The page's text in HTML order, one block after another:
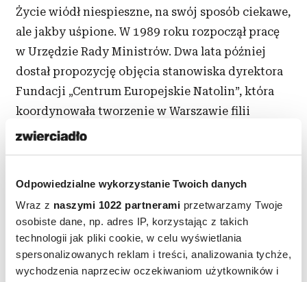
Odpowiedzialne wykorzystanie Twoich danych
Wraz z naszymi 1022 partnerami przetwarzamy Twoje
osobiste dane, np. adres IP, korzystając z takich
technologii jak pliki cookie, w celu wyświetlania
spersonalizowanych reklam i treści, analizowania tychże,
wychodzenia naprzeciw oczekiwaniom użytkowników i
Życie wiódł niespieszne, na swój sposób ciekawe,
ale jakby uśpione. W 1989 roku rozpoczął pracę
w Urzędzie Rady Ministrów. Dwa lata później
dostał propozycję objęcia stanowiska dyrektora
Fundacji „Centrum Europejskie Natolin”, która
koordynowała tworzenie w Warszawie filii
Uniwersytetu Europejskiego w
– Miałem poczucie, że oto dzieje się historia i ja
w niej uczestniczę – wspomina.Dostaje pensję,
od której kręci się w głowie. Ma do dyspozycji
biuro w stylowej rezydencji w parku